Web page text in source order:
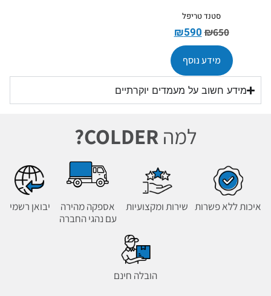
סטנד טריפל
₪650
₪590
מידע נוסף
מידע חשוב על מעמדים יוקרתיים
למהCOLDER?
איכות ללא פשרות שירות ומקצועיות
אספקה מהירה
עם נהגי החברה
יבואן רשמי
הובלה חינם